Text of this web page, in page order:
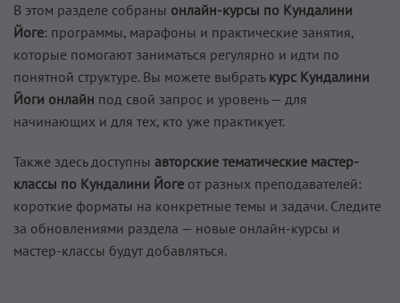
В этом разделе собраны онлайн-курсы по Кундалини
Йоге: программы, марафоны и практические занятия,
которые помогают заниматься регулярно и идти по
понятной структуре. Вы можете выбрать курс Кундалини
Йоги онлайн под свой запрос и уровень — для
начинающих и для тех, кто уже практикует.
Также здесь доступны авторские тематические мастер-
классы по Кундалини Йоге от разных преподавателей:
короткие форматы на конкретные темы и задачи. Следите
за обновлениями раздела — новые онлайн-курсы и
мастер-классы будут добавляться.